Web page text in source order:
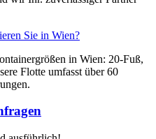
Sie in Wien?
in Wien: 20-Fuß,
Flotte umfasst über 60